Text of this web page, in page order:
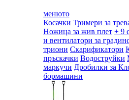
менюто
Косачки Тримери за
Ножица за жив плет + 9
и вентилатори за
триони Скарификатори
пръскачки Водоструйки
маркучи Дробилки за
бормашини